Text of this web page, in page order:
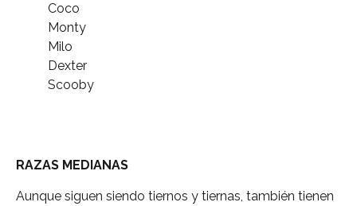
Coco
Monty
Milo
Dexter
Scooby
RAZAS MEDIANAS
Aunque siguen siendo tiernos y tiernas, también tienen